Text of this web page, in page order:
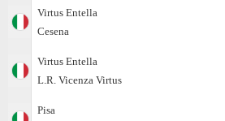
Virtus Entella
Cesena
Virtus Entella
L.R. Vicenza Virtus
Pisa